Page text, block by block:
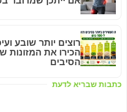
כתבות שבריא לדעת
רוצים יותר שובע
הכירו את המזונות
הסיבים